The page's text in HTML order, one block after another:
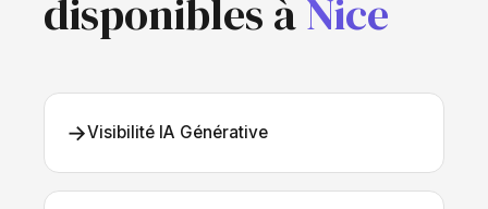
disponibles àNice
→Visibilité IA Générative